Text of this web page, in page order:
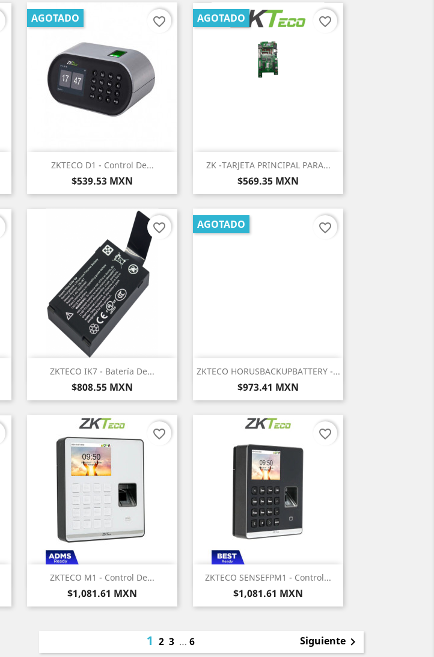
ZKTECO D1 - Control De...
Precio
$539.53 MXN
AGOTADO
Vista rápida
favorite_border
ZK -TARJETA PRINCIPAL PARA...
Precio
$569.35 MXN
AGOTADO
Vista rápida
favorite_border
ZKTECO IK7 - Batería De...
Precio
$808.55 MXN
 Vista rápida
favorite_border
ZKTECO HORUSBACKUPBATTERY -...
Precio
$973.41 MXN
AGOTADO
Vista rápida
favorite_border
ZKTECO M1 - Control De...
Precio
$1,081.61 MXN
 Vista rápida
favorite_border
ZKTECO SENSEFPM1 - Control...
Precio
$1,081.61 MXN
Vista rápida
favorite_border
1 2 3 … 6 Siguiente